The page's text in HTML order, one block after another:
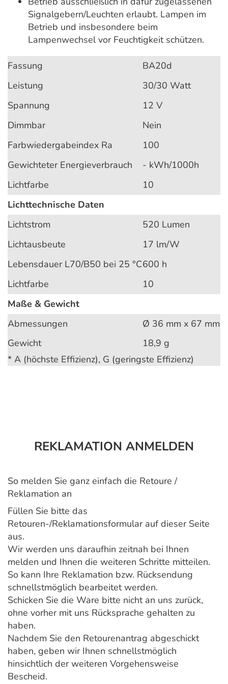
Signalgebern/Leuchten erlaubt. Lampen im
Betrieb und insbesondere beim
Lampenwechsel vor Feuchtigkeit schützen.
Fassung
BA20d
Leistung
30/30 Watt
Spannung
12 V
Dimmbar
Nein
Farbwiedergabeindex Ra
100
Gewichteter Energieverbrauch
- kWh/1000h
Lichtfarbe
10
Lichttechnische Daten
Lichtstrom
520 Lumen
Lichtausbeute
17 lm/W
Lebensdauer L70/B50 bei 25 °C600 h
Lichtfarbe
10
Maße & Gewicht
Abmessungen
Ø 36 mm x 67 mm
Gewicht
18,9 g
* A (höchste Effizienz), G (geringste Effizienz)
REKLAMATION ANMELDEN
So melden Sie ganz einfach die Retoure /
Reklamation an
Füllen Sie bitte das
Retouren-/Reklamationsformular auf dieser Seite
aus.
Wir werden uns daraufhin zeitnah bei Ihnen
melden und Ihnen die weiteren Schritte mitteilen.
So kann Ihre Reklamation bzw. Rücksendung
schnellstmöglich bearbeitet werden.
Schicken Sie die Ware bitte nicht an uns zurück,
ohne vorher mit uns Rücksprache gehalten zu
haben.
Nachdem Sie den Retourenantrag abgeschickt
haben, geben wir Ihnen schnellstmöglich
hinsichtlich der weiteren Vorgehensweise
Bescheid.